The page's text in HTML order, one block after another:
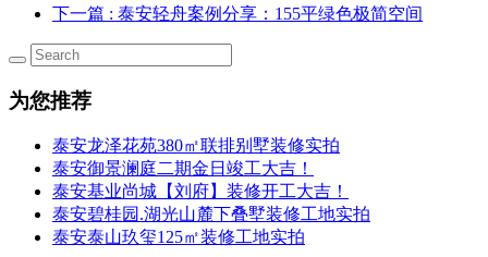
下一篇 : 泰安轻舟案例分享：155平绿色极简空间
为您推荐
泰安龙泽花苑380㎡联排别墅装修实拍
泰安御景澜庭二期金日竣工大吉！
泰安基业尚城【刘府】装修开工大吉！
泰安碧桂园.湖光山麓下叠墅装修工地实拍
泰安泰山玖玺125㎡装修工地实拍